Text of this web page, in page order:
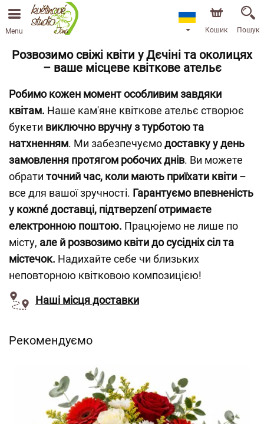
Menu Кошик Пошук
Розвозимо свіжі квіти у Дєчіні та околицях
– ваше місцеве квіткове ательє
Робимо кожен момент особливим завдяки
квітам. Наше кам'яне квіткове ательє створює
букети виключно вручну з турботою та
натхненням. Ми забезпечуємодоставку у день
замовлення протягом робочих днів. Ви можете
обрати точний час, коли мають приїхати квіти –
все для вашої зручності. Гарантуємо впевненість
у кожné доставці, підтверzení отримаєте
електронною поштою. Працюjемо не лише по
місту, але й розвозимо квіти до сусідніх сіл та
містечок. Надихайте себе чи близьких
неповторною квітковою композицією!
Наші місця доставки
Рекомендуємо